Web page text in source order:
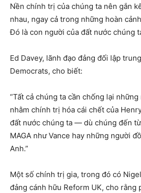
Nền chính trị của chúng ta nên gắn
nhau, ngay cả trong những hoàn
Đó là con người của đất nước chúng
Ed Davey, lãnh đạo đảng đối lập
Democrats, cho biết:
“Tất cả chúng ta cần chống lại
nhằm chính trị hóa cái chết của
đất nước chúng ta — dù chúng đến
MAGA như Vance hay những người
Anh.”
Một số chính trị gia, trong đó có
đảng cánh hữu Reform UK, cho rằng